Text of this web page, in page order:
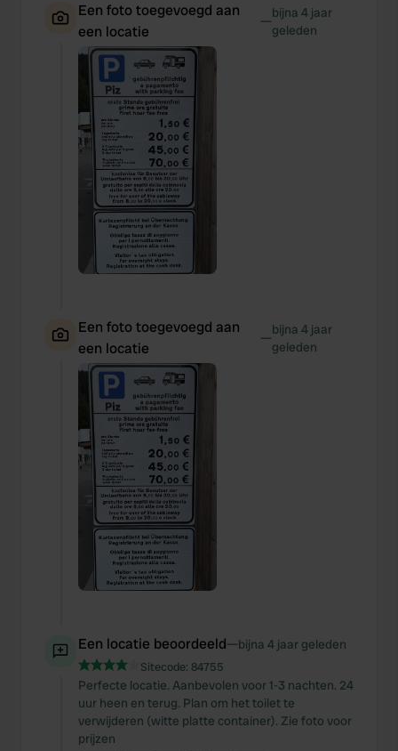
Een foto toegevoegd aan
een locatie
—bijna 4 jaar
geleden
Een foto toegevoegd aan
een locatie
—bijna 4 jaar
geleden
Een locatie beoordeeld—bijna 4 jaar geleden
Sitecode: 84755
Perfecte locatie. Aanbevolen voor 1-3 nachten. 24
uur heen en terug. Plan om het toilet te
verwijderen (witte platte container). Zie foto voor
prijzen